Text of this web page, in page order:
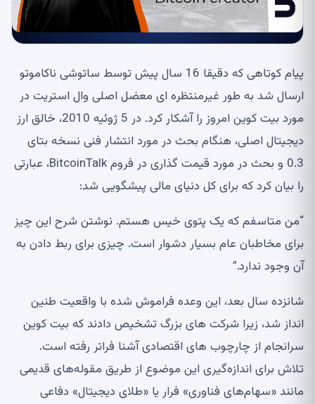
پیام کوتاهی که دقیقا 16 سال پیش توسط ساتوشی ناکاموتو
ارسال شد به طور غیرمنتظره ای معضل اصلی وال استریت در
مورد بیت کوین امروز را آشکار کرد. در 5 ژوئیه 2010، خالق ارز
دیجیتال اصلی، هنگام بحث در مورد انتشار فنی نسخه بتای
0.3 و بحث در مورد قیمت گذاری در فروم BitcoinTalk، عبارتی
را بیان کرد که برای کل دنیای مالی پیشگویی شد:
“من متاسفم که یک پتوی خیس هستم. نوشتن شرح این چیز
برای مخاطبان عام بسیار دشوار است. چیزی برای ربط دادن به
آن وجود ندارد.”
شانزده سال بعد، این وعده فراموش شده با واقعیت طنین
انداز شد، زیرا شرکت های بزرگ تشخیص دادند که بیت کوین
سرانجام از چارچوب های اقتصادی آشنا فراتر رفته است.
تلاش برای اندازه‌گیری این موضوع از طریق مقوله‌های قدیمی
مانند «سهام‌های فناوری» فرار یا «طلای دیجیتال» دفاعی